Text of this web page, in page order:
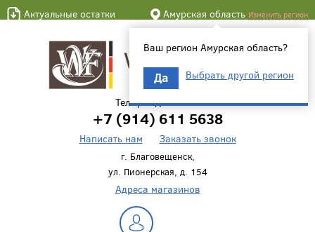
Актуальные остатки Амурская область Изменить регион
Ваш регион Амурская область?
Да Выбрать другой регион
Телефон для связи
+7 (914) 611 5638
Написать нам Заказать звонок
г. Благовещенск,
ул. Пионерская, д. 154
Адреса магазинов